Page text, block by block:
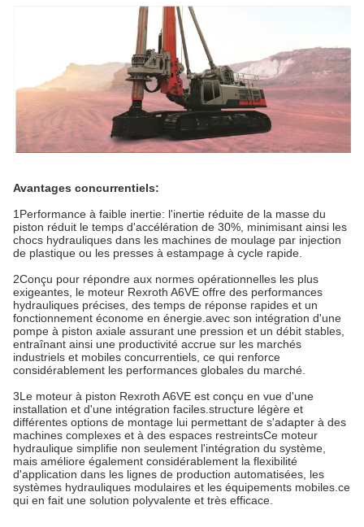
Avantages concurrentiels:
1Performance à faible inertie: l'inertie réduite de la masse du
piston réduit le temps d'accélération de 30%, minimisant ainsi les
chocs hydrauliques dans les machines de moulage par injection
de plastique ou les presses à estampage à cycle rapide.
2Conçu pour répondre aux normes opérationnelles les plus
exigeantes, le moteur Rexroth A6VE offre des performances
hydrauliques précises, des temps de réponse rapides et un
fonctionnement économe en énergie.avec son intégration d'une
pompe à piston axiale assurant une pression et un débit stables,
entraînant ainsi une productivité accrue sur les marchés
industriels et mobiles concurrentiels, ce qui renforce
considérablement les performances globales du marché.
3Le moteur à piston Rexroth A6VE est conçu en vue d'une
installation et d'une intégration faciles.structure légère et
différentes options de montage lui permettant de s'adapter à des
machines complexes et à des espaces restreintsCe moteur
hydraulique simplifie non seulement l'intégration du système,
mais améliore également considérablement la flexibilité
d'application dans les lignes de production automatisées, les
systèmes hydrauliques modulaires et les équipements mobiles.ce
qui en fait une solution polyvalente et très efficace.